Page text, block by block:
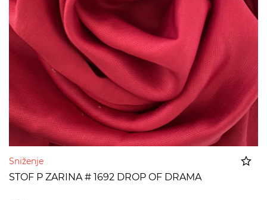
Sniženje
STOF P ZARINA # 1692 DROP OF DRAMA